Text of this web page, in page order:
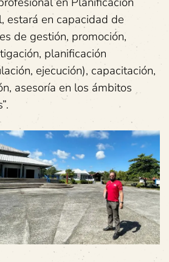
estará en capacidad de
de gestión, promoción,
planificación
ejecución), capacitación,
asesoría en los ámbitos